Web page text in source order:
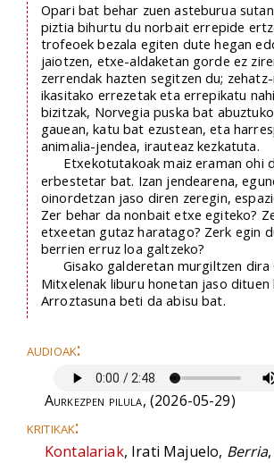
Opari bat behar zuen asteburua
piztia bihurtu du norbait errepide
trofeoek bezala egiten dute hegan
jaiotzen, etxe-aldaketan gorde ez
zerrendak hazten segitzen du;
ikasitako errezetak eta errepikatu
bizitzak, Norvegia puska bat
gauean, katu bat ezustean, eta
animalia-jendea, irauteaz kezkatuta.
Etxekotutakoak maiz eraman ohi
erbestetar bat. Izan jendearena,
oinordetzan jaso diren zeregin,
Zer behar da nonbait etxe egiteko?
etxeetan gutaz haratago? Zerk egin
berrien erruz loa galtzeko?
Gisako galderetan murgiltzen dira
Mitxelenak liburu honetan jaso dituen
Arroztasuna beti da abisu bat.
audioak:
Aurkezpen pilula, (2026-05-29)
kritikak:
Kontalariak, Irati Majuelo, Berria